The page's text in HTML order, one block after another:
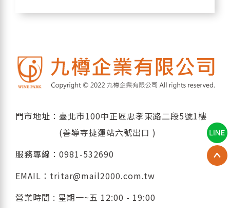
門市地址：臺北市100中正區忠孝東路二段5號1樓
(善導寺捷運站六號出口 )
服務專線： 0981-532690
EMAIL： tritar@mail2000.com.tw
營業時間 : 星期一~五 12:00 - 19:00